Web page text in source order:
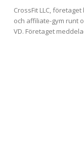
CrossFit LLC,
och affiliate-gym runt
VD. Företaget